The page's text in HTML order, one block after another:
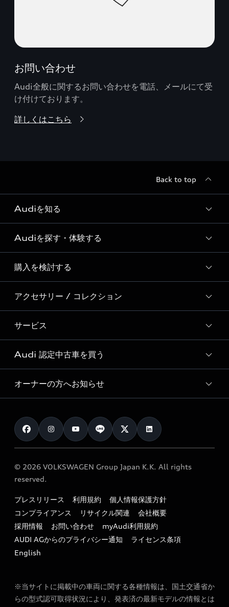
お問い合わせ
Audi全般に関するお問い合わせを電話、メールにて受
け付けております。
詳しくはこちら
Back to top
Audiを知る
Audi ブランド
Story of Progress
Audi Sport
Formula 1®
デジタルサービス
Audiを探す・体験する
ディーラー検索
新車在庫検索
試乗車・展示車検索
見積り依頼
試乗予約
購入を検討する
モデル一覧
特別仕様モデル / 限定モデル
e-tronラインアップ
価格シミュレーション
車両比較
カタログ一覧
アクセサリー / コレクション
純正アクセサリー
オンラインショップ
Audi collection
アウディナビアプリ
サービス
サービス入庫予約
サービスプログラム
メンテナンス
車検 / 定期点検
e-tronアフターサポート
myAudi
Audi 認定中古車を買う
Audi認定中古車
クオリティ
保証
メンテナンス
ファイナンス
キャンペーン / イベント
買取査定
オーナーの方へお知らせ
お知らせ
オーナー様向けキャンペーン
特定整備適用車一覧
リサイクル法
よくある質問（FAQ）
© 2026 VOLKSWAGEN Group Japan K.K. All rights
reserved.
プレスリリース 利用規約
個人情報保護方針
コンプライアンス
リサイクル関連
会社概要
採用情報
お問い合わせ
myAudi利用規約
AUDI AGからのプライバシー通知
ライセンス条項
English
※当サイトに掲載中の車両に関する各種情報は、国土交通省か
らの型式認可取得状況により、発表済の最新モデルの情報とは